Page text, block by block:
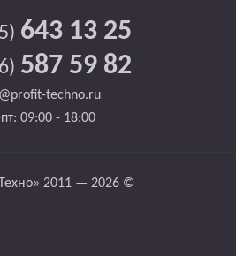
643 13 25
587 59 82
techno.ru
09:00 - 18:00
2011 — 2026 ©